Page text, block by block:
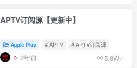
APTV订阅源【更新中】
Apple Plus # APTV # APTV订阅源
2年前 5.8W+